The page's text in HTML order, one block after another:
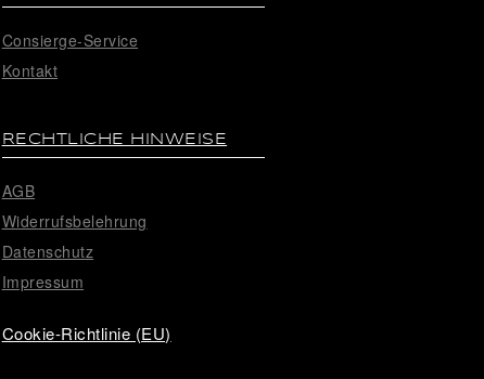
Consierge-Service
Kontakt
RECHTLICHE HINWEISE
AGB
Widerrufsbelehrung
Datenschutz
Impressum
Cookie-Richtlinie (EU)